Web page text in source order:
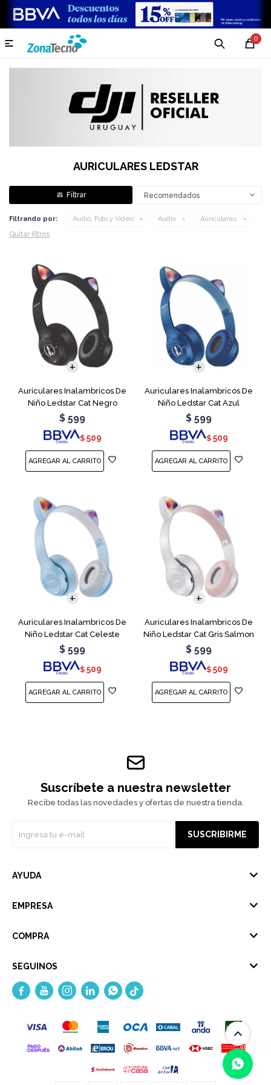
0

AURICULARES LEDSTAR
Recomendados
Filtrando por: Audio, Foto y Video Audio Auriculares
Quitar filtros
Auriculares Inalambricos De
Niño Ledstar Cat Negro
$ 599
$ 509
Auriculares Inalambricos De
Niño Ledstar Cat Azul
$ 599
$ 509
Auriculares Inalambricos De
Niño Ledstar Cat Celeste
$ 599
$ 509
Auriculares Inalambricos De
Niño Ledstar Cat Gris Salmon
$ 599
$ 509
Suscríbete a nuestra newsletter
Recibe todas las novedades y ofertas de nuestra tienda.
SUSCRIBIRME
AYUDA
EMPRESA
COMPRA
SEGUINOS
    